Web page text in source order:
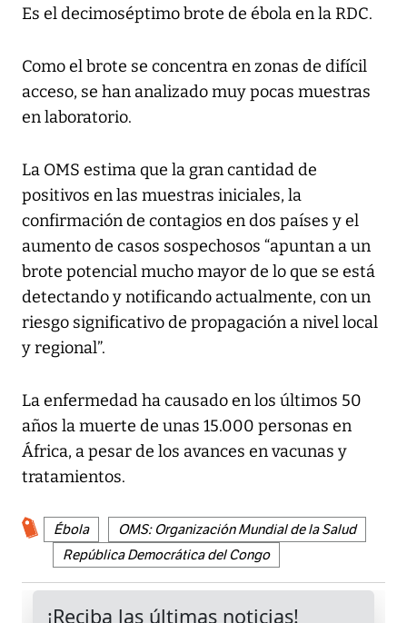
Es el decimoséptimo brote de ébola en la RDC.
Como el brote se concentra en zonas de difícil
acceso, se han analizado muy pocas muestras
en laboratorio.
La OMS estima que la gran cantidad de
positivos en las muestras iniciales, la
confirmación de contagios en dos países y el
aumento de casos sospechosos “apuntan a un
brote potencial mucho mayor de lo que se está
detectando y notificando actualmente, con un
riesgo significativo de propagación a nivel local
y regional”.
La enfermedad ha causado en los últimos 50
años la muerte de unas 15.000 personas en
África, a pesar de los avances en vacunas y
tratamientos.
Ébola
OMS: Organización Mundial de la Salud
República Democrática del Congo